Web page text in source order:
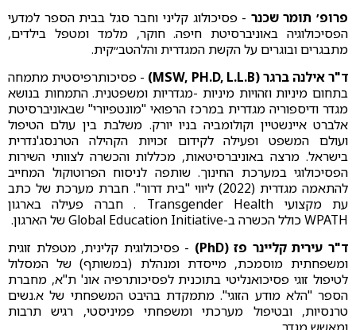
פרופ׳ תומר שכנר - פסיכולוג קליני וחבר סגל בבית הספר למדעי
הפסיכולוגיה באוניברסיטת חיפה. חוקר, מלמד ומטפל בילדים,
מתבגרים ובוגרים על הקשת המגדרית והלהטב״קית.
ד"ר אילנה ברגר (MSW, PH.D, L.L.B)
- פסיכותרפיסטית מתמחה
בתחום מיניות וזהויות מיניות -מגדריות ומשפטנית. התמחות בנושא
מגדר ודיספוריה מגדרית במרכז הרפואי "מונטפיורי" שבאוניברסיטת
אלברט איינשטיין וקולומביה בניו יורק. משלבת בין עולם הטיפול
ועולם המשפט ופעילה לקידום זכויות הקהילה הטרנסג'נדרית
בישראל. מרצה באוניברסיטאות, מכללות והכשרה לצוותי השירות
הפסיכולוגי במערכת החינוך. שותפה לניסוח הפרוטוקול המחייב
להתאמה מגדרית (2022) ליווי "בית דרור". חברת מערכת של כתב
עת מקצועי Transgender Health . חברה פעילה בארגון
WPATH כולל הכשרה ב-Global Education Initiative של הארגון.
ד"ר עירית קליינר פז (PhD)
- פסיכולוגית קלינית, מטפלת זוגית
ומשפחתית מוסמכת, מייסדת ומנהלת (במשותף) של המסלול
לטיפול זוגי פסיכואנליטי בתוכנית לפסיכותרפיה אונ' ת"א, מחברת
הספר "הלא מודע הזוגי". מתמקדת בהיבט המשפחתי של א.נשים
טרנסיות, ובטיפול מערכתי ומשפחתי פמיניסטי, רגיש תרבות